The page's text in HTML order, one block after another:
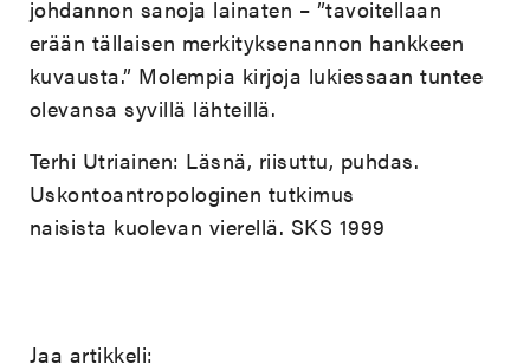
johdannon sanoja lainaten – ”tavoitellaan
erään tällaisen merkityksenannon hankkeen
kuvausta.” Molempia kirjoja lukiessaan tuntee
olevansa syvillä lähteillä.
Terhi Utriainen: Läsnä, riisuttu, puhdas.
Uskontoantropologinen tutkimus
naisista kuolevan vierellä. SKS 1999
Jaa artikkeli: